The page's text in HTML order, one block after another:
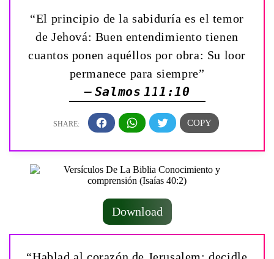
“El principio de la sabiduría es el temor
de Jehová: Buen entendimiento tienen
cuantos ponen aquéllos por obra: Su loor
permanece para siempre”
— Salmos 111:10
Download